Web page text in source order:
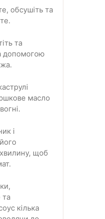
обсушіть та
та
допомогою
масло
і
щоб
та
кілька